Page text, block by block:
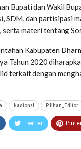
Bupati dan Wakil
SDM, dan partisipasi
materi tentang
Kabupaten
Tahun 2020
terkait dengan
Nasional Pilihan_Editor
Twitter